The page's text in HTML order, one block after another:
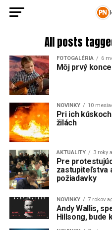
All posts
FOTOGALÉRIA 6
Môj prvý
NOVINKY 10
Pri ich
žilách
AKTUALITY 3 roky
Pre
zastupiteľstva
požiadavky
NOVINKY 7 rokov
Andy Wallis,
Hillsong, bude